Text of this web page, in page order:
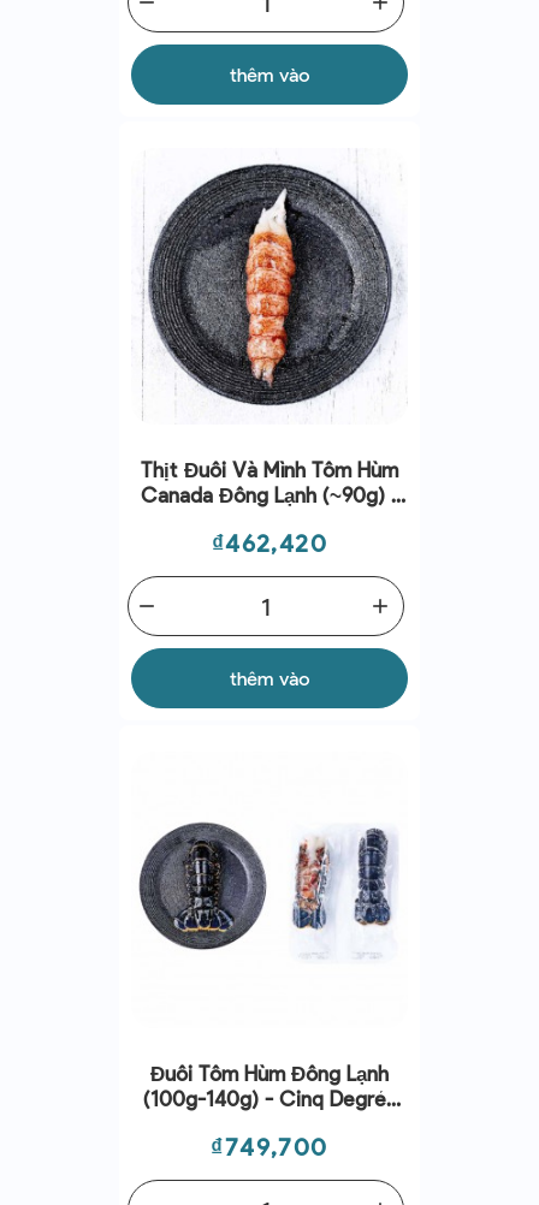
thêm vào
Thịt Đuôi Và Mình Tôm Hùm
Canada Đông Lạnh (~90g) -
Giá
₫462,420
add
remove
thêm vào
Đuôi Tôm Hùm Đông Lạnh
(100g-140g) - Cinq Degrés
Giá
₫749,700